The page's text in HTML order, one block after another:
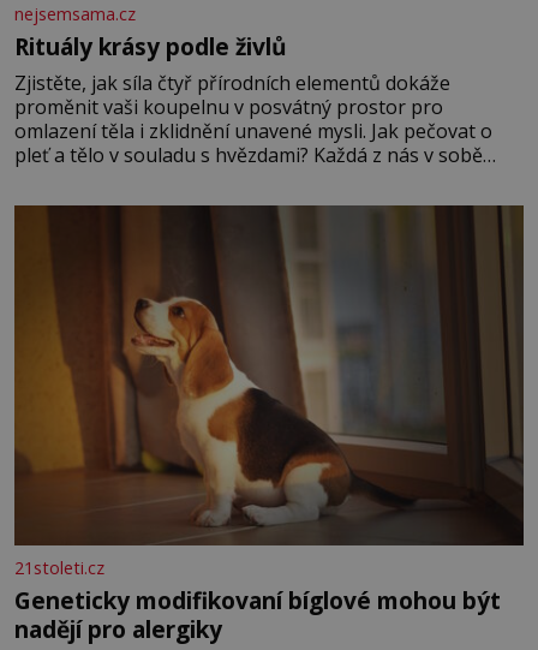
nejsemsama.cz
Rituály krásy podle živlů
Zjistěte, jak síla čtyř přírodních elementů dokáže
proměnit vaši koupelnu v posvátný prostor pro
omlazení těla i zklidnění unavené mysli. Jak pečovat o
pleť a tělo v souladu s hvězdami? Každá z nás v sobě
povaze, ale i v potřebách naší pokožky. Ohnivá znamení
Ženy narozené ve znamení Berana, Lva a Střelce v sobě
nesou žár, odvahu a neutuchající elán. Vaše
21stoleti.cz
Geneticky modifikovaní bíglové mohou být
nadějí pro alergiky